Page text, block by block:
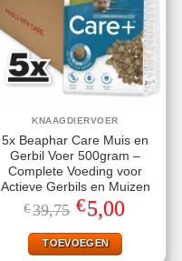
KNAAGDIERVOER
5x Beaphar Care Muis en
Gerbil Voer 500gram –
Complete Voeding voor
Actieve Gerbils en Muizen
€39,75 Oorspronkelijke
prijs
was:
€39,75.
€5,00Huidige
prijs
TOEVOEGEN